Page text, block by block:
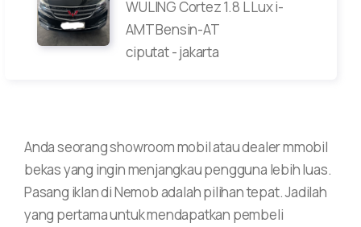
WULINGCortez1.8 L Lux i-
AMT Bensin-AT
ciputat-jakarta
Anda seorang showroom mobil atau dealer mmobil
bekas yang ingin menjangkau pengguna lebih luas.
Pasang iklan di Nemob adalah pilihan tepat. Jadilah
yang pertama untuk mendapatkan pembeli